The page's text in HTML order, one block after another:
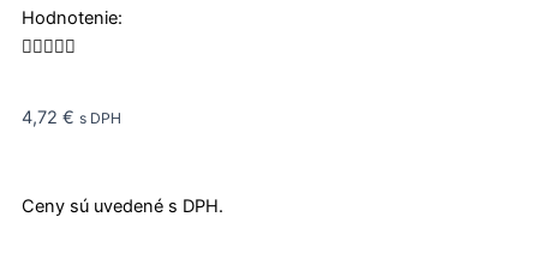
Hodnotenie:

Rated
4,72 € s DPH
Ceny sú uvedené s DPH.